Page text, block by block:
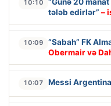
10:10
tələb edirlər” –
10:09 “Sabah” FK
Obermair və
10:07 Messi